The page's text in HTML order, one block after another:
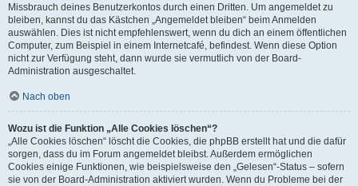
Missbrauch deines Benutzerkontos durch einen Dritten. Um angemeldet zu
bleiben, kannst du das Kästchen „Angemeldet bleiben“ beim Anmelden
auswählen. Dies ist nicht empfehlenswert, wenn du dich an einem öffentlichen
Computer, zum Beispiel in einem Internetcafé, befindest. Wenn diese Option
nicht zur Verfügung steht, dann wurde sie vermutlich von der Board-
Administration ausgeschaltet.
Nach oben
Wozu ist die Funktion „Alle Cookies löschen“?
„Alle Cookies löschen“ löscht die Cookies, die phpBB erstellt hat und die dafür
sorgen, dass du im Forum angemeldet bleibst. Außerdem ermöglichen
Cookies einige Funktionen, wie beispielsweise den „Gelesen“-Status – sofern
sie von der Board-Administration aktiviert wurden. Wenn du Probleme bei der